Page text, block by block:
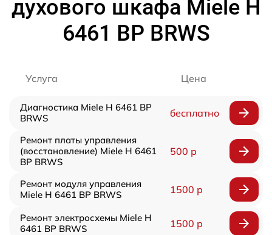
духового шкафа Miele H
6461 BP BRWS
Услуга Цена
Диагностика Miele H 6461 BP
BRWS
бесплатно
Ремонт платы управления
(восстановление) Miele H 6461
BP BRWS
500 р
Ремонт модуля управления
Miele H 6461 BP BRWS
1500 р
Ремонт электросхемы Miele H
6461 BP BRWS
1500 р